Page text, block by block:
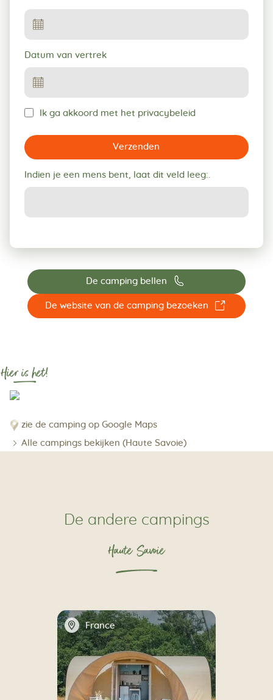
Datum van vertrek
Ik ga akkoord met het privacybeleid
Verzenden
Indien je een mens bent, laat dit veld leeg:.
De camping bellen 📞
De website van de camping bezoeken ☐
Hier is het!
zie de camping op Google Maps
Alle campings bekijken (Haute Savoie)
De andere campings
Haute Savoie
📍 France